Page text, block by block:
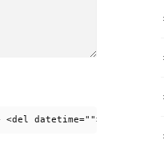
datetime=""> <em> <i>